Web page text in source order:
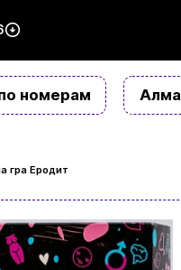
номерам
гра Еродит